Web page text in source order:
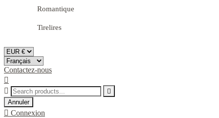
Romantique
Tirelires
Contactez-nous



Annuler
 Connexion